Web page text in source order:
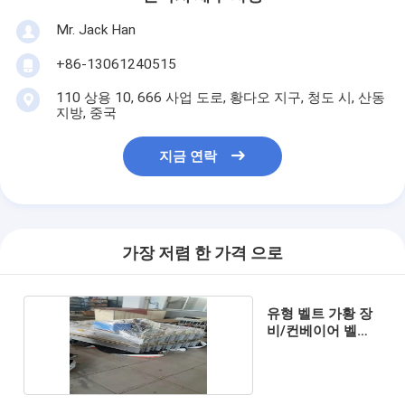
Mr. Jack Han
+86-13061240515
110 상용 10, 666 사업 도로, 황다오 지구, 청도 시, 산동
지방, 중국
지금 연락
가장 저렴 한 가격 으로
유형 벨트 가황 장
비/컨베이어 벨트